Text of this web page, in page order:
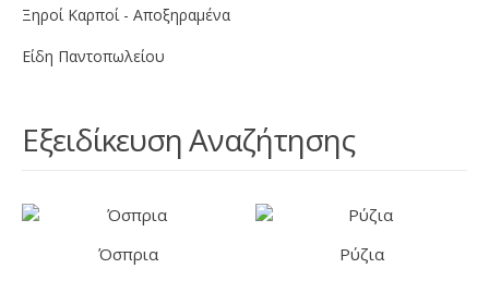
Ξηροί Καρποί - Αποξηραμένα
Είδη Παντοπωλείου
Εξειδίκευση Αναζήτησης
Όσπρια Ρύζια